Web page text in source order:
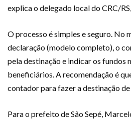
explica o delegado local do CRC/
O processo é simples e seguro. No
declaração (modelo completo), o
pela destinação e indicar os fundos
beneficiários. A recomendação é
contador para fazer a destinação
Para o prefeito de São Sepé,